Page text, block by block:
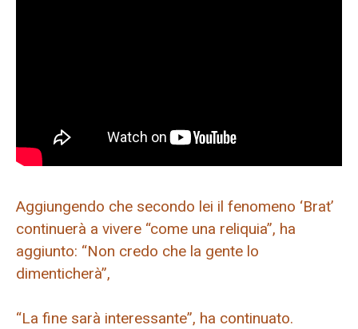
Aggiungendo che secondo lei il fenomeno ‘Brat’
continuerà a vivere “come una reliquia”, ha
aggiunto: “Non credo che la gente lo
dimenticherà”,
“La fine sarà interessante”, ha continuato.